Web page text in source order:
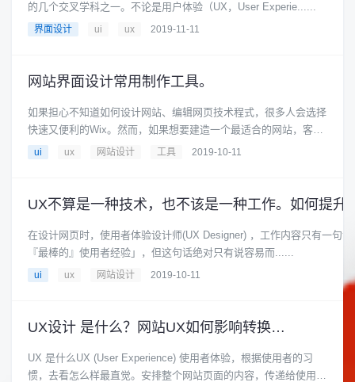
的几个交叉学科之一。不论是用户体验（UX，User Experie......
界面设计 ui ux 2019-11-11
网站界面设计常用制作工具。
如果担心不知道如何设计网站、编辑网页技术程式，很多人会选择
快速又便利的Wix。然而，如果想要建造一个最适合的网站，客制
化网站还是你的不二选择......
ui ux 网站设计 工具 2019-10-11
在设计网页时，使用者体验设计师(UX Designer) ，工作内容只有一句
『最棒的』使用者经验」，但这句话绝对只有说容易而......
ui ux 网站设计 2019-10-11
UX设计 是什么？网站UX如何影响转换率？
UX 是什么UX (User Experience) 使用者体验，根据使用者的习
惯，去看怎么样最直觉。安排整个网站页面的内容，传递给使用者